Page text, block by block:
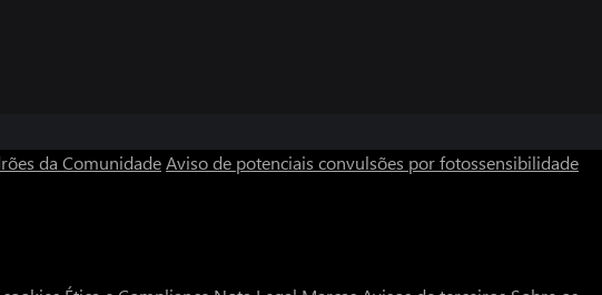
da ComunidadeAviso de potenciais convulsões por fotossensibilidade